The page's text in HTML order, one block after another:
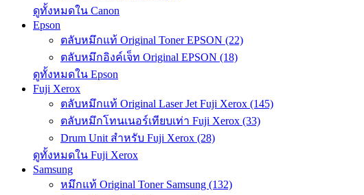
ดูทั้งหมดใน Canon
Epson
ตลับหมึกแท้ Original Toner EPSON (22)
ตลับหมึกอิงค์เจ็ท Original EPSON (18)
ดูทั้งหมดใน Epson
Fuji Xerox
ตลับหมึกแท้ Original Laser Jet Fuji Xerox (145)
ตลับหมึกโทนเนอร์เทียบเท่า Fuji Xerox (33)
Drum Unit สำหรับ Fuji Xerox (28)
ดูทั้งหมดใน Fuji Xerox
Samsung
หมึกแท้ Original Toner Samsung (132)